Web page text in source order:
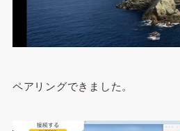
ペアリングできました。